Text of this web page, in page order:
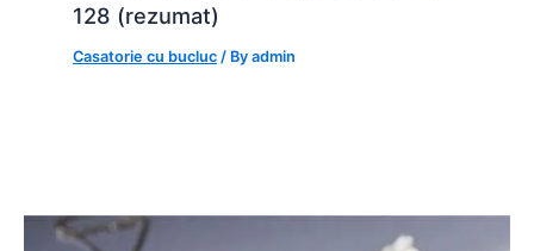
128 (rezumat)
Casatorie cu bucluc / Byadmin